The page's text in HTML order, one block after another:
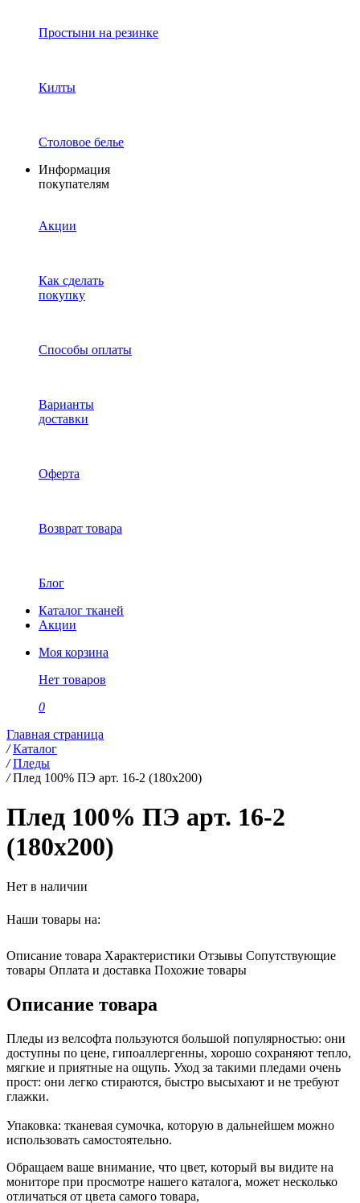
Простыни на резинке
Килты
Столовое белье
Информация
покупателям
Акции
Как сделать
покупку
Способы оплаты
Варианты
доставки
Оферта
Возврат товара
Блог
Каталог тканей
Акции
Моя корзина
Нет товаров
0
Главная страница
/ Каталог
/ Пледы
/ Плед 100% ПЭ арт. 16-2 (180х200)
Плед 100% ПЭ арт. 16-2
(180х200)
Нет в наличии
Наши товары на:
Описание товара Характеристики Отзывы Сопутствующие
товары Оплата и доставка Похожие товары
Описание товара
Пледы из велсофта пользуются большой популярностью: они
доступны по цене, гипоаллергенны, хорошо сохраняют тепло,
мягкие и приятные на ощупь. Уход за такими пледами очень
прост: они легко стираются, быстро высыхают и не требуют
глажки.
Упаковка: тканевая сумочка, которую в дальнейшем можно
использовать самостоятельно.
Обращаем ваше внимание, что цвет, который вы видите на
мониторе при просмотре нашего каталога, может несколько
отличаться от цвета самого товара,